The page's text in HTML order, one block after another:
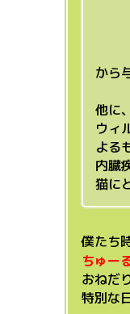
当
フ
から
他に、
ウィ
よる
内臓
猫に
僕たち
ちゅー
おねだ
特別な